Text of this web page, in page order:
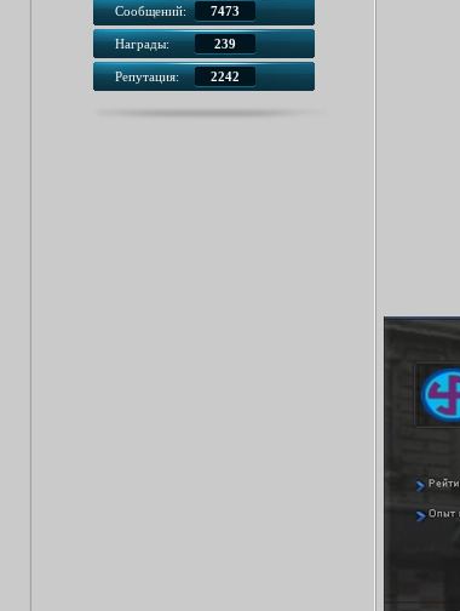
Сообщений: 7473
Награды: 239
Репутация: 2242